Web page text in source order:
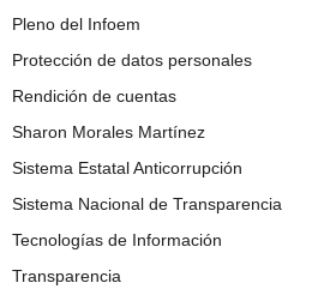
Pleno del Infoem
Protección de datos personales
Rendición de cuentas
Sharon Morales Martínez
Sistema Estatal Anticorrupción
Sistema Nacional de Transparencia
Tecnologías de Información
Transparencia